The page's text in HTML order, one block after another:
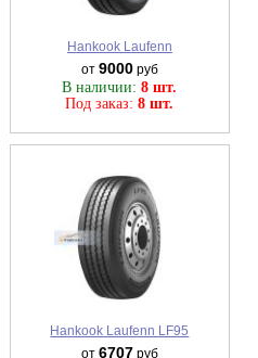
Hankook Laufenn
от 9000руб
В наличии:8 шт.
Под заказ:8 шт.
Hankook Laufenn LF95
от 6707руб